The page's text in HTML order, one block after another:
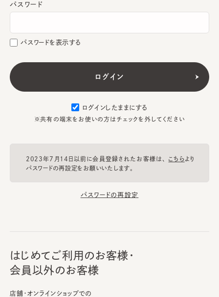
パスワード
パスワードを表示する
ログインしたままにする
※共有の端末をお使いの方はチェックを外してください
2023年7月14日以前に会員登録されたお客様は、 こちらより
パスワードの再設定をお願いいたします。
パスワードの再設定
はじめてご利用のお客様・
会員以外のお客様
店舗・オンラインショップでの